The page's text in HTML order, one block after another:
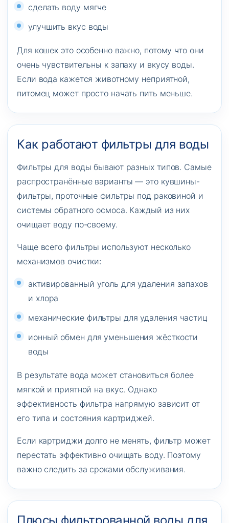
сделать воду мягче
улучшить вкус воды
Для кошек это особенно важно, потому что они
очень чувствительны к запаху и вкусу воды.
Если вода кажется животному неприятной,
питомец может просто начать пить меньше.
Как работают фильтры для воды
Фильтры для воды бывают разных типов. Самые
распространённые варианты — это кувшины-
фильтры, проточные фильтры под раковиной и
системы обратного осмоса. Каждый из них
очищает воду по-своему.
Чаще всего фильтры используют несколько
механизмов очистки:
активированный уголь для удаления запахов
и хлора
механические фильтры для удаления частиц
ионный обмен для уменьшения жёсткости
воды
В результате вода может становиться более
мягкой и приятной на вкус. Однако
эффективность фильтра напрямую зависит от
его типа и состояния картриджей.
Если картриджи долго не менять, фильтр может
перестать эффективно очищать воду. Поэтому
важно следить за сроками обслуживания.